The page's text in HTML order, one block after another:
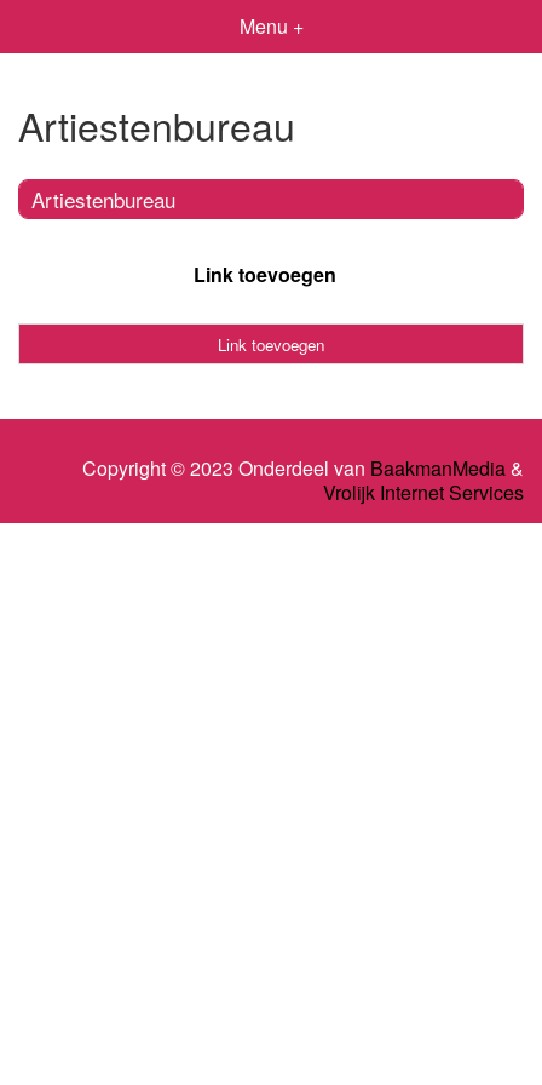
Menu +
Artiestenbureau
Artiestenbureau
Link toevoegen
Link toevoegen
Copyright © 2023 Onderdeel van BaakmanMedia&
Vrolijk Internet Services